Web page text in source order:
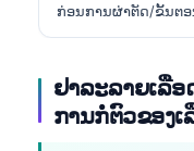
ກ່ອນການຜ່າຕັດ/ຂັ້ນຕອ
ຢາລະລາຍເລືອ
ການກໍ່ຕົວຂອງເ
Čeština
ქართული
Lietuvių kalba